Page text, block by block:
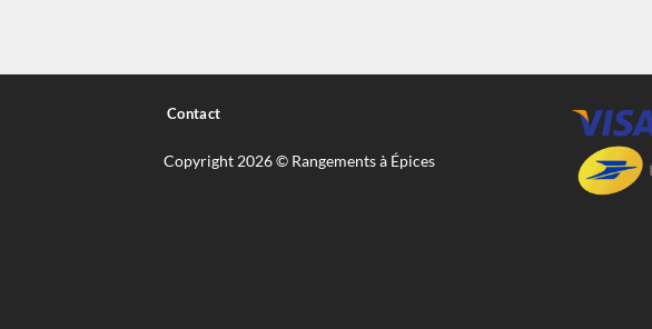
Contact
Copyright 2026 © Rangements à Épices